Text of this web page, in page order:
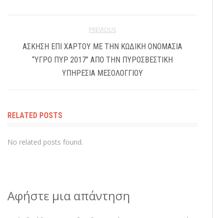
PREVIOUS
ΆΣΚΗΣΗ ΕΠΊ ΧΆΡΤΟΥ ΜΕ ΤΗΝ ΚΩΔΙΚΉ ΟΝΟΜΑΣΊΑ
“ΥΓΡΟ ΠΥΡ 2017” ΑΠΌ ΤΗΝ ΠΥΡΟΣΒΕΣΤΙΚΉ
ΥΠΗΡΕΣΊΑ ΜΕΣΟΛΟΓΓΊΟΥ
RELATED POSTS
No related posts found.
Αφήστε μια απάντηση